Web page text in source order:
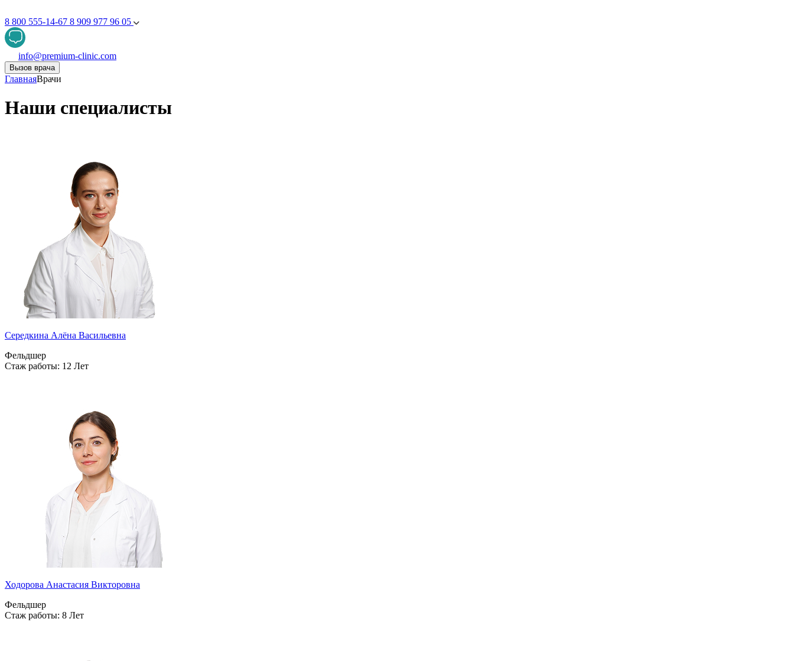
8 800 555-14-67 8 909 977 96 05
info@premium-clinic.com
Вызов врача
ГлавнаяВрачи
Наши специалисты
Середкина Алёна Васильевна
Фельдшер
Стаж работы: 12 Лет
Ходорова Анастасия Викторовна
Фельдшер
Стаж работы: 8 Лет